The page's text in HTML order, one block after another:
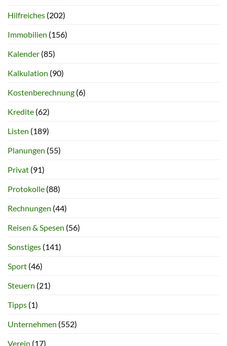
Hilfreiches (202)
Immobilien (156)
Kalender (85)
Kalkulation (90)
Kostenberechnung (6)
Kredite (62)
Listen (189)
Planungen (55)
Privat (91)
Protokolle (88)
Rechnungen (44)
Reisen & Spesen (56)
Sonstiges (141)
Sport (46)
Steuern (21)
Tipps (1)
Unternehmen (552)
Verein (17)